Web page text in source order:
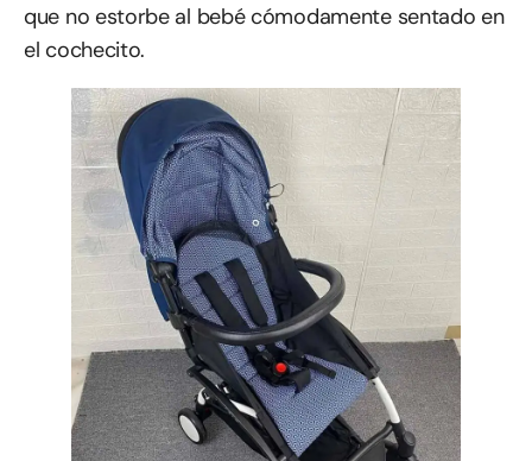
que no estorbe al bebé cómodamente sentado en
el cochecito.